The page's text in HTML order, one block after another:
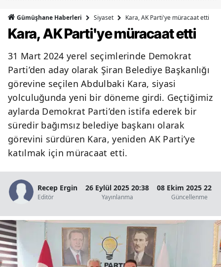
Bingöl
Bitlis
Bolu
Bursa
Çanakkale
Çankırı
Çorum
Denizli
Edirne
Elazığ
Gümüşhane Haberleri Siyaset Kara, AK Parti'ye müracaat etti
Kara, AK Parti'ye müracaat etti
31 Mart 2024 yerel seçimlerinde Demokrat
Parti’den aday olarak Şiran Belediye Başkanlığı
görevine seçilen Abdulbaki Kara, siyasi
yolculuğunda yeni bir döneme girdi. Geçtiğimiz
aylarda Demokrat Parti’den istifa ederek bir
süredir bağımsız belediye başkanı olarak
görevini sürdüren Kara, yeniden AK Parti’ye
katılmak için müracaat etti.
Recep Ergin
Editör
26 Eylül 2025 20:38
Yayınlanma
08 Ekim 2025 22:28
Güncellenme